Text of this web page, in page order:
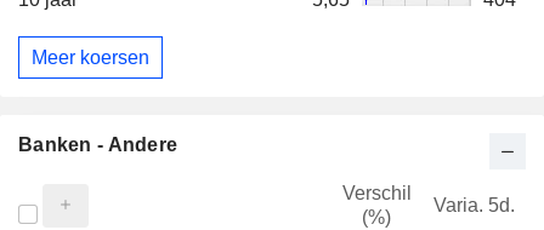
Meer koersen
Banken - Andere
Verschil
(%)
Varia. 5d.